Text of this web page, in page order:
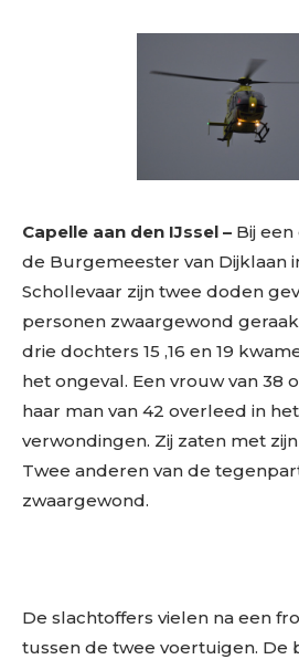
Capelle aan den IJssel – Bij
de Burgemeester van Dijklaan
Schollevaar zijn twee doden
personen zwaargewond
drie dochters 15 ,16 en 19
het ongeval. Een vrouw van 38
haar man van 42 overleed in
verwondingen. Zij zaten met
Twee anderen van de
zwaargewond.
De slachtoffers vielen na een
tussen de twee voertuigen. De